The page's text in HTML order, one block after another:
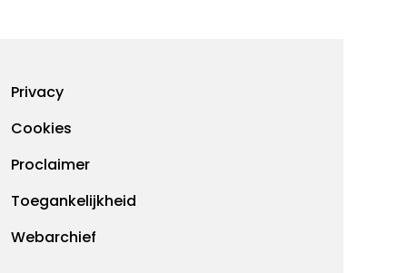
Footermenu
Privacy
Cookies
Proclaimer
Toegankelijkheid
Webarchief